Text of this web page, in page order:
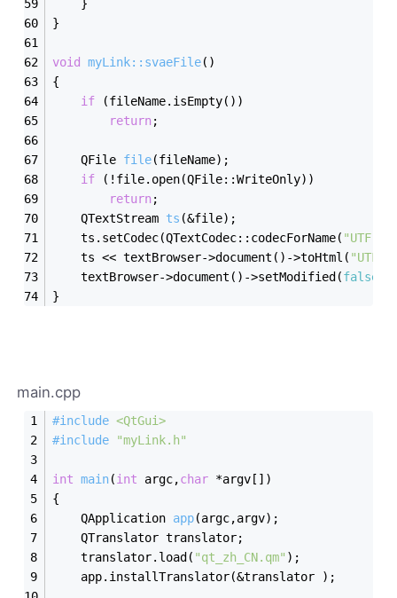
    }
}
void myLink::svaeFile()
{
if (fileName.isEmpty())
return;
QFile file(fileName) ;
if (!file.open(QFile::WriteOnly))
return;
QTextStream ts (&file) ;
    ts.setCodec(QTextCodec::codecForName(
"UTF-8"
    ts << textBrowser->document()->toHtml(
"UTF-
    textBrowser->document()->setModified(
false
}
main.cpp
#include <QtGui>
#include "myLink.h"
int main(int argc,char *argv[])
{
QApplication app(argc,argv) ;
    QTranslator translator;
    translator.load(
"qt_zh_CN.qm" );
    app.installTranslator(&translator );